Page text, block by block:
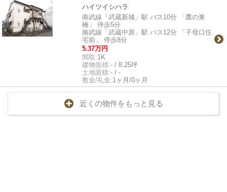
ハイツイシハラ
南武線「武蔵新城」駅 バス10分 「鷹の巣
橋」 停歩5分
南武線「武蔵中原」駅 バス12分 「子母口住
宅前」 停歩8分
5.37万円
間取:1K
建物面積:- / 8.25坪
土地面積:- / -
敷金/礼金:1ヶ月/0ヶ月
近くの物件をもっと見る